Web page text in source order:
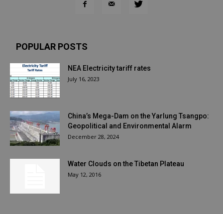
POPULAR POSTS
NEA Electricity tariff rates
July 16, 2023
China’s Mega-Dam on the Yarlung Tsangpo:
Geopolitical and Environmental Alarm
December 28, 2024
Water Clouds on the Tibetan Plateau
May 12, 2016